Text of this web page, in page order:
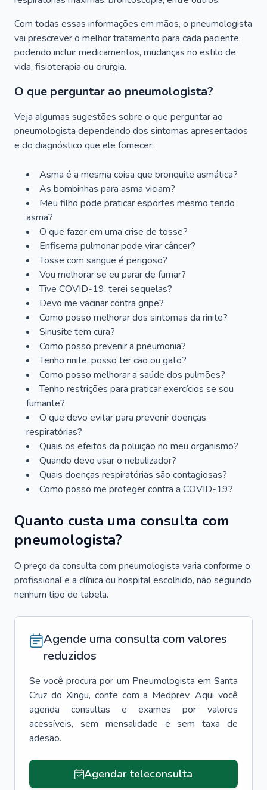
Com todas essas informações em mãos, o pneumologista
vai prescrever o melhor tratamento para cada paciente,
podendo incluir medicamentos, mudanças no estilo de
vida, fisioterapia ou cirurgia.
O que perguntar ao pneumologista?
Veja algumas sugestões sobre o que perguntar ao
pneumologista dependendo dos sintomas apresentados
e do diagnóstico que ele fornecer:
Asma é a mesma coisa que bronquite asmática?
As bombinhas para asma viciam?
Meu filho pode praticar esportes mesmo tendo
asma?
O que fazer em uma crise de tosse?
Enfisema pulmonar pode virar câncer?
Tosse com sangue é perigoso?
Vou melhorar se eu parar de fumar?
Tive COVID-19, terei sequelas?
Devo me vacinar contra gripe?
Como posso melhorar dos sintomas da rinite?
Sinusite tem cura?
Como posso prevenir a pneumonia?
Tenho rinite, posso ter cão ou gato?
Como posso melhorar a saúde dos pulmões?
Tenho restrições para praticar exercícios se sou
fumante?
O que devo evitar para prevenir doenças
respiratórias?
Quais os efeitos da poluição no meu organismo?
Quando devo usar o nebulizador?
Quais doenças respiratórias são contagiosas?
Como posso me proteger contra a COVID-19?
Quanto custa uma consulta com
pneumologista?
O preço da consulta com pneumologista varia conforme o
profissional e a clínica ou hospital escolhido, não seguindo
nenhum tipo de tabela.
Agende uma consulta com valores
reduzidos
Se você procura por um Pneumologista em Santa
Cruz do Xingu, conte com a Medprev. Aqui você
agenda consultas e exames por valores
acessíveis, sem mensalidade e sem taxa de
adesão.
Agendar teleconsulta